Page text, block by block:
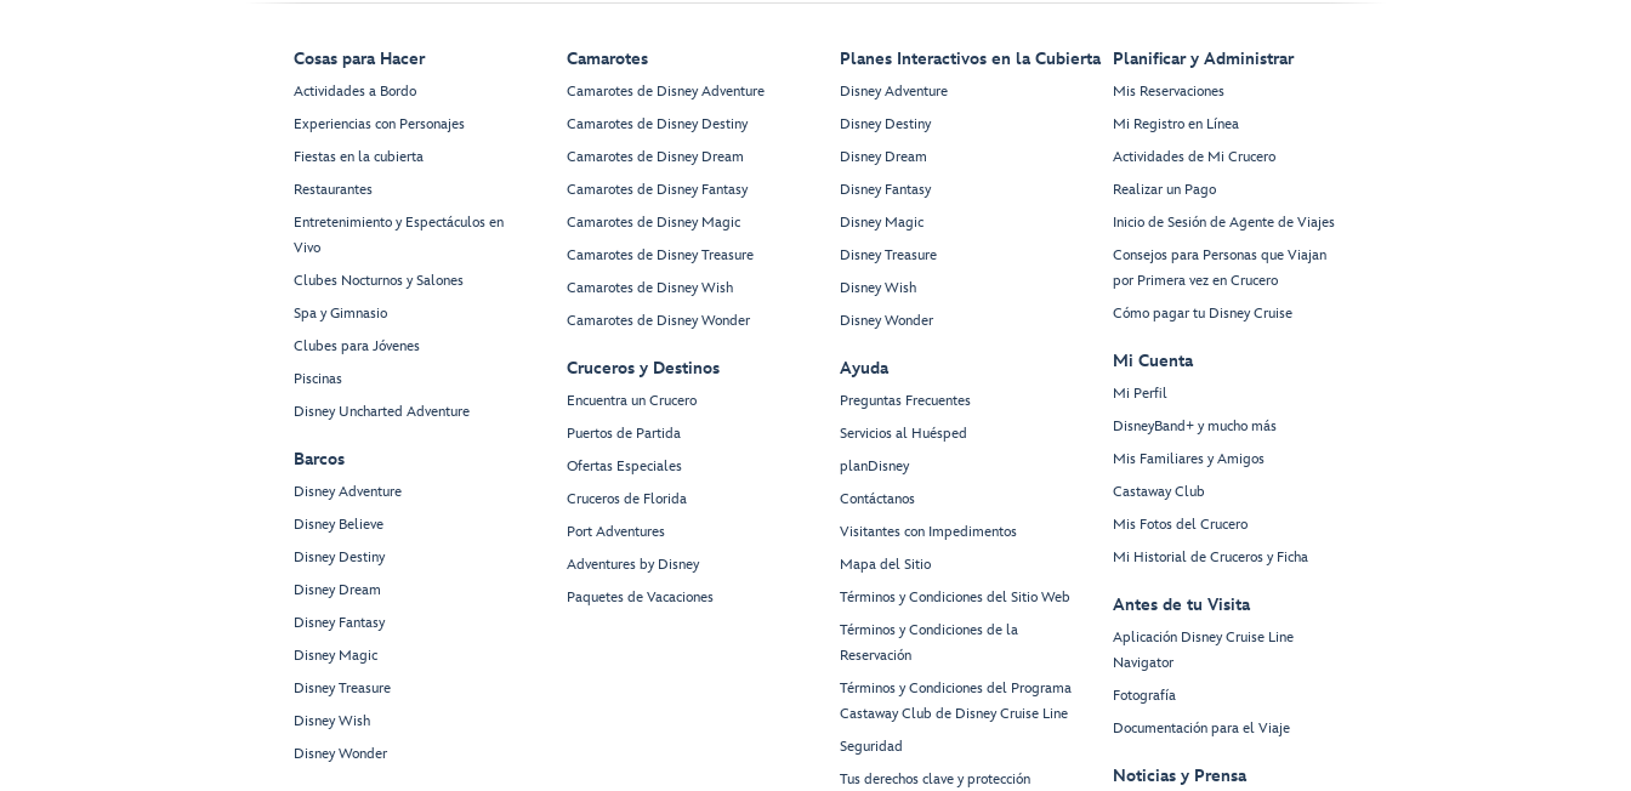
Cosas para Hacer
Actividades a Bordo
Experiencias con Personajes
Fiestas en la cubierta
Restaurantes
Entretenimiento y Espectáculos en
Vivo
Clubes Nocturnos y Salones
Spa y Gimnasio
Clubes para Jóvenes
Piscinas
Disney Uncharted Adventure
Barcos
Disney Adventure
Disney Believe
Disney Destiny
Disney Dream
Disney Fantasy
Disney Magic
Disney Treasure
Disney Wish
Disney Wonder
Camarotes
Camarotes de Disney Adventure
Camarotes de Disney Destiny
Camarotes de Disney Dream
Camarotes de Disney Fantasy
Camarotes de Disney Magic
Camarotes de Disney Treasure
Camarotes de Disney Wish
Camarotes de Disney Wonder
Cruceros y Destinos
Encuentra un Crucero
Puertos de Partida
Ofertas Especiales
Cruceros de Florida
Port Adventures
Adventures by Disney
Paquetes de Vacaciones
Planes Interactivos en la Cubierta
Disney Adventure
Disney Destiny
Disney Dream
Disney Fantasy
Disney Magic
Disney Treasure
Disney Wish
Disney Wonder
Ayuda
Preguntas Frecuentes
Servicios al Huésped
planDisney
Contáctanos
Visitantes con Impedimentos
Mapa del Sitio
Términos y Condiciones del Sitio Web
Términos y Condiciones de la
Reservación
Términos y Condiciones del Programa
Castaway Club de Disney Cruise Line
Seguridad
Tus derechos clave y protección
Planificar y Administrar
Mis Reservaciones
Mi Registro en Línea
Actividades de Mi Crucero
Realizar un Pago
Inicio de Sesión de Agente de Viajes
Consejos para Personas que Viajan
por Primera vez en Crucero
Cómo pagar tu Disney Cruise
Mi Cuenta
Mi Perfil
DisneyBand+ y mucho más
Mis Familiares y Amigos
Castaway Club
Mis Fotos del Crucero
Mi Historial de Cruceros y Ficha
Antes de tu Visita
Aplicación Disney Cruise Line
Navigator
Fotografía
Documentación para el Viaje
Noticias y Prensa